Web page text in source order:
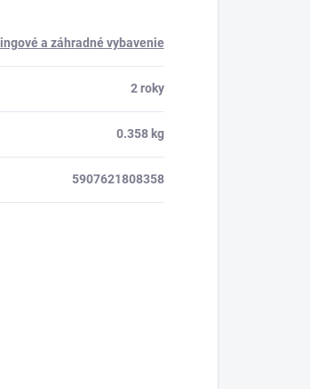
a záhradné vybavenie
2 roky
0.358 kg
5907621808358